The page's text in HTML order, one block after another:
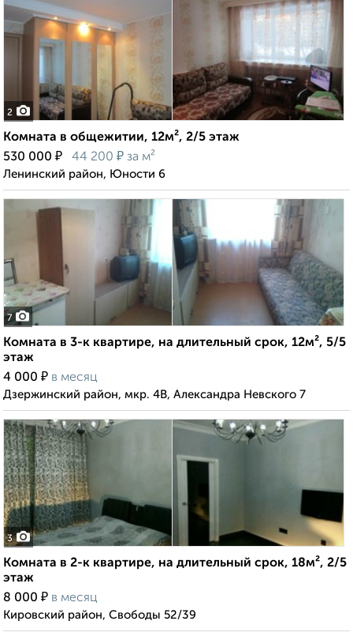
2
Комната в общежитии, 12м², 2/5 этаж
530 000 ₽ 44 200 ₽ за м²
Ленинский район, Юности 6
7
Комната в 3-к квартире, на длительный срок, 12м², 5/5
этаж
4 000 ₽ в месяц
Дзержинский район, мкр. 4В, Александра Невского 7
3
Комната в 2-к квартире, на длительный срок, 18м², 2/5
этаж
8 000 ₽ в месяц
Кировский район, Свободы 52/39